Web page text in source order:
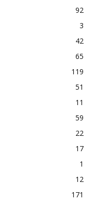
92
3
42
65
119
51
11
59
22
17
1
12
171